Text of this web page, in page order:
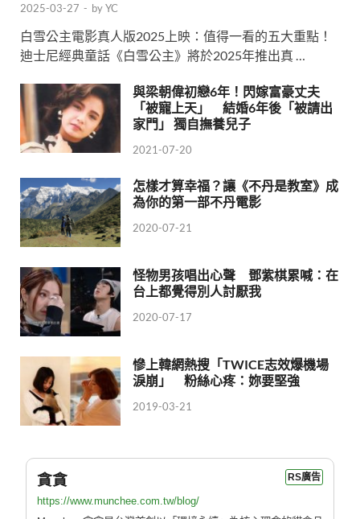
2025-03-27 - byYC
白雪公主電影真人版2025上映：值得一看的五大重點！
迪士尼經典童話《白雪公主》將於2025年推出真 …
與梁朝偉初戀6年！閃嫁富豪丈夫
「被寵上天」 結婚6年後「被請出
家門」 獨自撫養兒子
2021-07-20
怎樣才算幸福？讓《不丹是教室》成
為你的第一部不丹電影
2020-07-21
怪物男孩唱出心聲 鄧紫棋累喊：在
台上都覺得別人討厭我
2020-07-17
慘上韓網熱搜「TWICE志效爆機場
淚崩」 粉絲心疼：妳要堅強
2019-03-21
貪貪 RS廣告
https://www.munchee.com.tw/blog/